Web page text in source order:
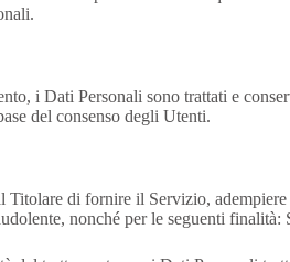
i Dati Personali sono trattati e
del consenso degli Utenti.
Titolare di fornire il Servizio,
nonché per le seguenti